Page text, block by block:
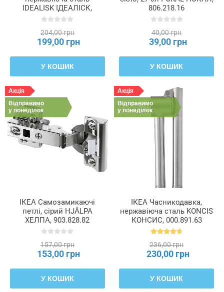
IDEALISK ІДЕАЛІСК,
905.733.20
204,00 грн
199,00 грн
У КОШИК
806.218.16
40,00 грн
39,00 грн
У КОШИК
Акція
Відправимо
у понеділок
ІКЕА Самозамикаючі
петлі, сірий HJÄLPA
ХЕЛПА, 903.828.82
157,00 грн
153,00 грн
У КОШИК
Акція
Відправимо
у понеділок
ІКЕА Часникодавка,
нержавіюча сталь KONCIS
КОНСИС, 000.891.63
236,00 грн
230,00 грн
У КОШИК